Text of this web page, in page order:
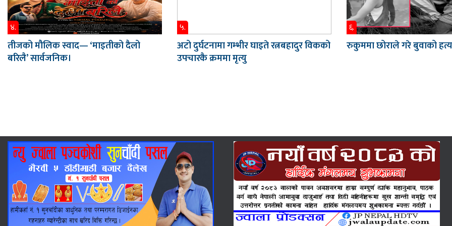
४.
तीजको मौलिक स्वाद— ‘माइतीको दैलो
बरिलै’ सार्वजनिक।
५.
अटो दुर्घटनामा गम्भीर घाइते रत्नबहादुर विकको
उपचारकै क्रममा मृत्यु
६.
रुकुममा छोराले गरे बुवाको